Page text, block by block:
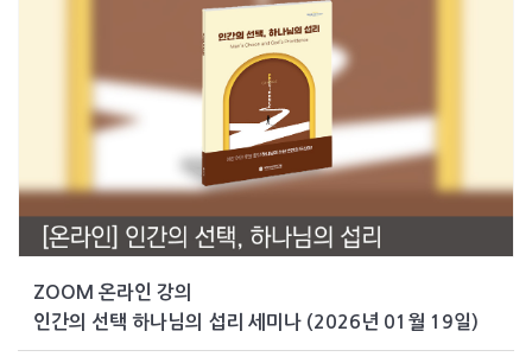
ZOOM 온라인 강의
인간의 선택 하나님의 섭리 세미나 (2026년 01월 19일)